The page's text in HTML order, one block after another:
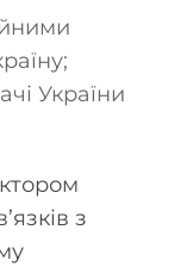
України
з